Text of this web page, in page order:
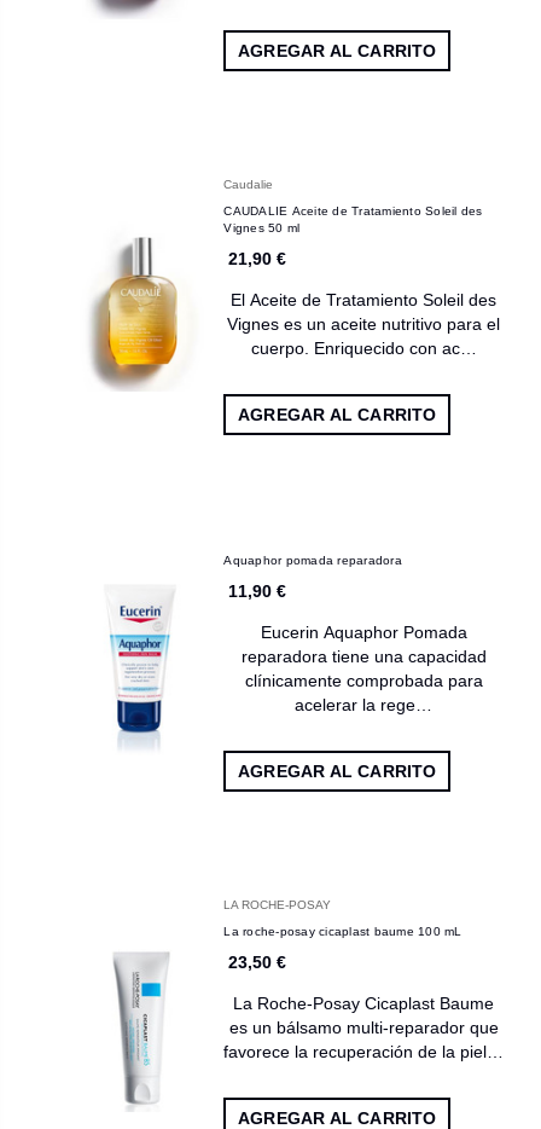
AGREGAR AL CARRITO
Caudalie
CAUDALIE Aceite de Tratamiento Soleil des
Vignes 50 ml
21,90 €
El Aceite de Tratamiento Soleil des
Vignes es un aceite nutritivo para el
cuerpo. Enriquecido con ac…
AGREGAR AL CARRITO
Aquaphor pomada reparadora
11,90 €
Eucerin Aquaphor Pomada
reparadora tiene una capacidad
clínicamente comprobada para
acelerar la rege…
AGREGAR AL CARRITO
LA ROCHE-POSAY
La roche-posay cicaplast baume 100 mL
23,50 €
La Roche-Posay Cicaplast Baume
es un bálsamo multi-reparador que
favorece la recuperación de la piel…
AGREGAR AL CARRITO